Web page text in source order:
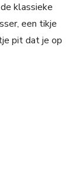
klassieke
een tikje
pit dat je op